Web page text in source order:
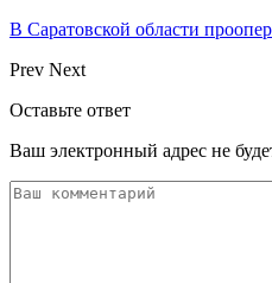
В Саратовской области
Prev Next
Оставьте ответ
Ваш электронный адрес не